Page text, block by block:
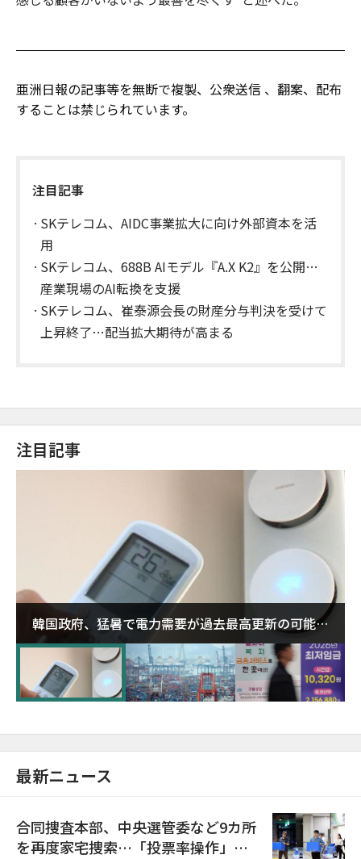
亜洲日報の記事等を無断で複製、公衆送信 、翻案、配布
することは禁じられています。
注目記事
SKテレコム、AIDC事業拡大に向け外部資本を活
用
SKテレコム、688B AIモデル『A.X K2』を公開…
産業現場のAI転換を支援
SKテレコム、崔泰源会長の財産分与判決を受けて
上昇終了…配当拡大期待が高まる
注目記事
韓国政府、猛暑で電力需要が過去最高更新の可能性
に需給対応体制を点検
最新ニュース
合同捜査本部、中央選管委など9カ所
を再度家宅捜索…「投票率操作」の